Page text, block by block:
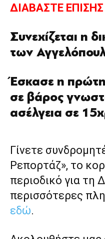
ΔΙΑΒΑΣΤΕ ΕΠΙΣΗΣ
Συνεχίζεται η
των
Έσκασε η
σε βάρος
ασέλγεια σε
Γίνετε
Ρεπορτάζ», το
περιοδικό για τη
περισσότερες
εδώ.